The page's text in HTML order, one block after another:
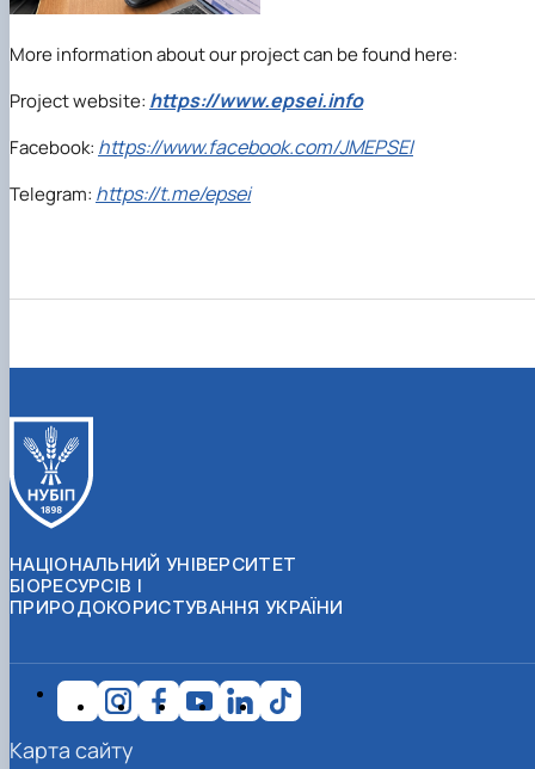
More information about our project can be found here:
Project website: https://www.epsei.info
Facebook: https://www.facebook.com/JMEPSEI
Telegram: https://t.me/epsei
НАЦІОНАЛЬНИЙ УНІВЕРСИТЕТ
БІОРЕСУРСІВ І
ПРИРОДОКОРИСТУВАННЯ УКРАЇНИ
Карта сайту